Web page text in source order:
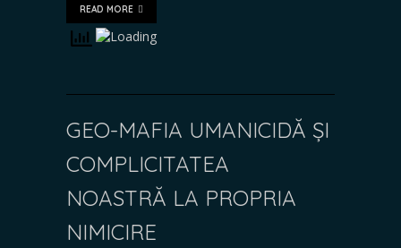
READ MORE
GEO-MAFIA UMANICIDĂ ȘI
COMPLICITATEA
NOASTRĂ LA PROPRIA
NIMICIRE